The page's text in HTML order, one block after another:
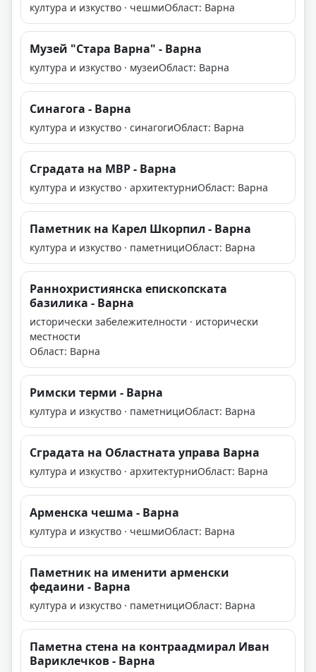
култура и изкуство · чешмиОбласт: Варна
Музей "Стара Варна" - Варна
култура и изкуство · музеиОбласт: Варна
Синагога - Варна
култура и изкуство · синагогиОбласт: Варна
Сградата на МВР - Варна
култура и изкуство · архитектурниОбласт: Варна
Паметник на Карел Шкорпил - Варна
култура и изкуство · паметнициОбласт: Варна
Раннохристиянска епископската
базилика - Варна
исторически забележителности · исторически
местности
Област: Варна
Римски терми - Варна
култура и изкуство · паметнициОбласт: Варна
Сградата на Областната управа Варна
култура и изкуство · архитектурниОбласт: Варна
Арменска чешма - Варна
култура и изкуство · чешмиОбласт: Варна
Паметник на именити арменски
федаини - Варна
култура и изкуство · паметнициОбласт: Варна
Паметна стена на контраадмирал Иван
Вариклечков - Варна